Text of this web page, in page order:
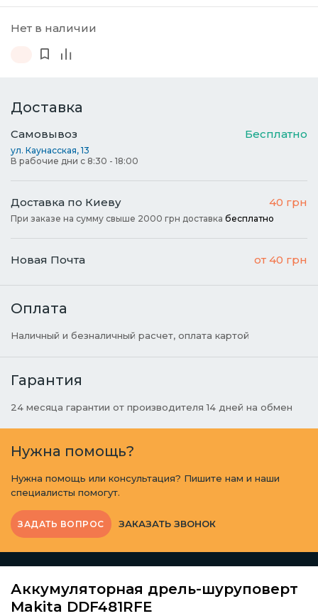
Нет в наличии
Доставка
Самовывоз Бесплатно
ул. Каунасская, 13
В рабочие дни с 8:30 - 18:00
Доставка по Киеву 40 грн
При заказе на сумму свыше 2000 грн доставка бесплатно
Новая Почта от 40 грн
Оплата
Наличный и безналичный расчет, оплата картой
Гарантия
24 месяца гарантии от производителя 14 дней на обмен
Нужна помощь?
Нужна помощь или консультация? Пишите нам и наши
специалисты помогут.
ЗАДАТЬ ВОПРОС ЗАКАЗАТЬ ЗВОНОК
Аккумуляторная дрель-шуруповерт
Makita DDF481RFE